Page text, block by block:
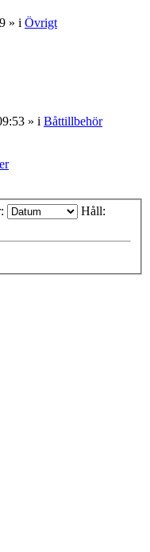
» i Övrigt
» i Båttillbehör
Håll: